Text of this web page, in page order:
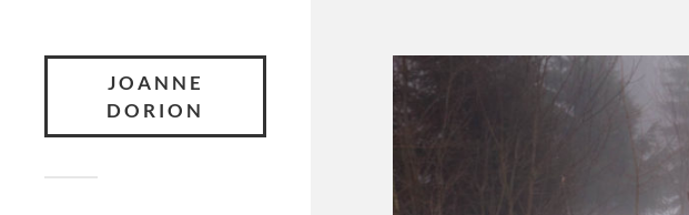
JOANNE
DORION